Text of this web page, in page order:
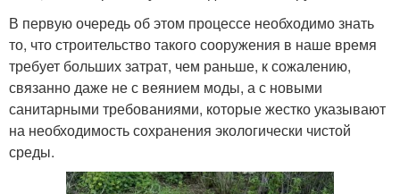
В первую очередь об этом процессе необходимо знать
то, что строительство такого сооружения в наше время
требует больших затрат, чем раньше, к сожалению,
связанно даже не с веянием моды, а с новыми
санитарными требованиями, которые жестко указывают
на необходимость сохранения экологически чистой
среды.